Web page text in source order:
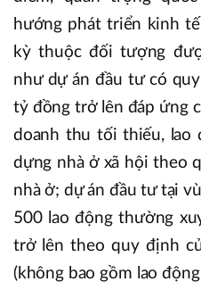
hướng phát triển kinh
kỳ thuộc đối tượng
như dự án đầu tư có
tỷ đồng trở lên đáp ứng
doanh thu tối thiếu, lao
dựng nhà ở xã hội theo
nhà ở; dự án đầu tư tại
500 lao động thường
trở lên theo quy định
(không bao gồm lao